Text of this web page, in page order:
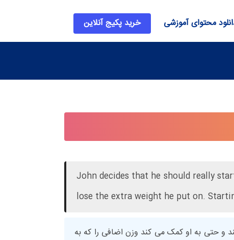
محتوای آموزشی خرید پکیج آنلاین
John decides that he should really
lose the extra weight he put on.
و حتی به او کمک می کند وزن اضافی را که به